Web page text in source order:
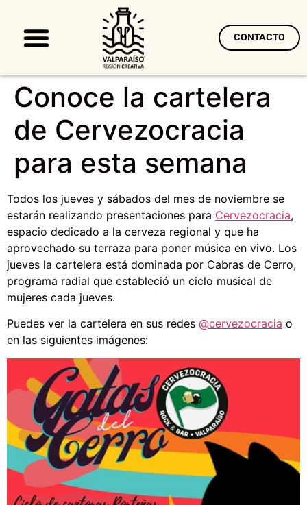
CONTACTO
Conoce la cartelera
de Cervezocracia
para esta semana
Todos los jueves y sábados del mes de noviembre se
estarán realizando presentaciones para Cervezocracia,
espacio dedicado a la cerveza regional y que ha
aprovechado su terraza para poner música en vivo. Los
jueves la cartelera está dominada por Cabras de Cerro,
programa radial que estableció un ciclo musical de
mujeres cada jueves.
Puedes ver la cartelera en sus redes @cervezocracia o
en las siguientes imágenes: